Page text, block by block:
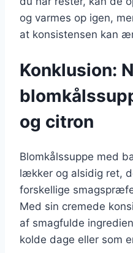
og varmes op igen,
at konsistensen kan
Konklusion:
og citron
Blomkålssuppe med
lækker og alsidig ret,
forskellige
Med sin cremede
af smagfulde
kolde dage eller som